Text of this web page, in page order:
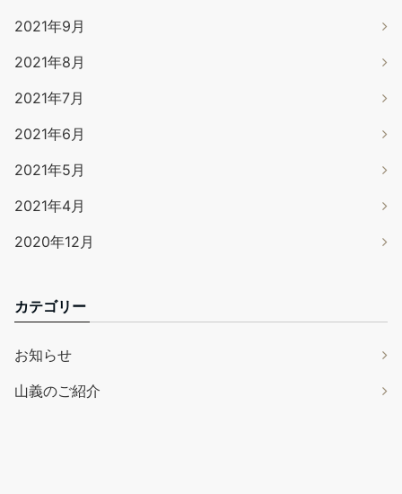
2021年9月
2021年8月
2021年7月
2021年6月
2021年5月
2021年4月
2020年12月
カテゴリー
お知らせ
山義のご紹介